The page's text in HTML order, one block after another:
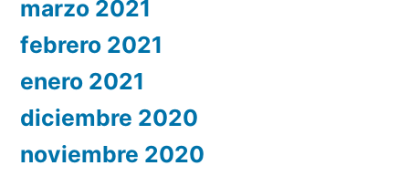
marzo 2021
febrero 2021
enero 2021
diciembre 2020
noviembre 2020